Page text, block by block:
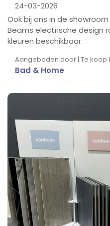
24-03-2026
Ook bij ons in de
Beams electrische design
kleuren beschikbaar.
Aangeboden door | Te koop
Bad & Home